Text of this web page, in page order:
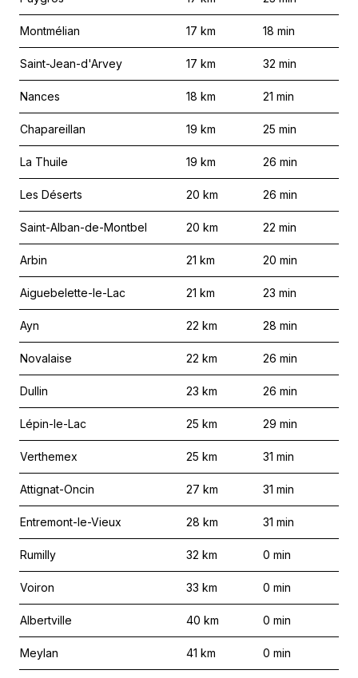
Montmélian 17 km 18 min
Saint-Jean-d'Arvey 17 km 32 min
Nances 18 km 21 min
Chapareillan 19 km 25 min
La Thuile 19 km 26 min
Les Déserts 20 km 26 min
Saint-Alban-de-Montbel 20 km 22 min
Arbin 21 km 20 min
Aiguebelette-le-Lac 21 km 23 min
Ayn 22 km 28 min
Novalaise 22 km 26 min
Dullin 23 km 26 min
Lépin-le-Lac 25 km 29 min
Verthemex 25 km 31 min
Attignat-Oncin 27 km 31 min
Entremont-le-Vieux 28 km 31 min
Rumilly 32 km 0 min
Voiron 33 km 0 min
Albertville 40 km 0 min
Meylan 41 km 0 min